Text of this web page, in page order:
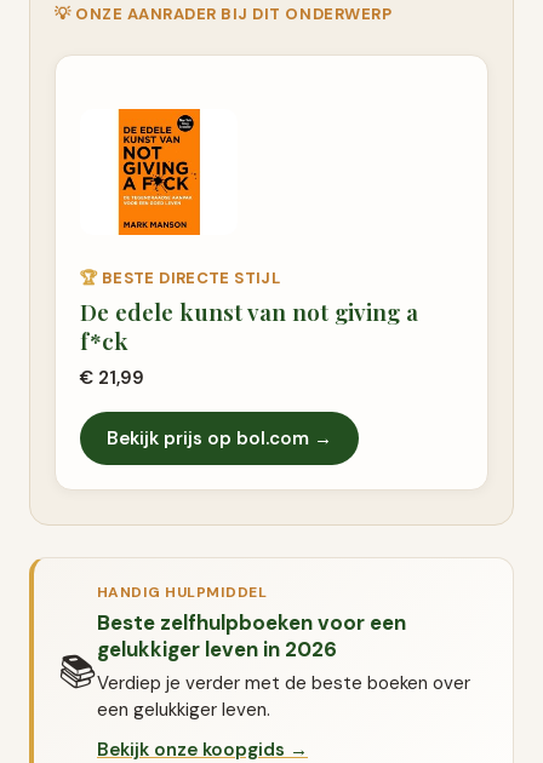
💡 ONZE AANRADER BIJ DIT ONDERWERP
🏆BESTE DIRECTE STIJL
De edele kunst van not giving a
f*ck
€ 21,99
Bekijk prijs op bol.com →
📚
HANDIG HULPMIDDEL
Beste zelfhulpboeken voor een
gelukkiger leven in 2026
Verdiep je verder met de beste boeken over
een gelukkiger leven.
Bekijk onze koopgids →